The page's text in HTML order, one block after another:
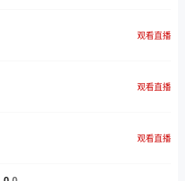
观看直播
观看直播
观看直播